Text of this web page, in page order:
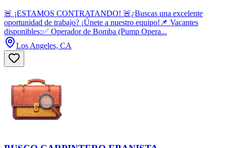
🚨 ¡ESTAMOS CONTRATANDO! 🚨¿Buscas una excelente
oportunidad de trabajo? ¡Únete a nuestro equipo!📌 Vacantes
disponibles:✅ Operador de Bomba (Pump Opera...
Los Angeles, CA